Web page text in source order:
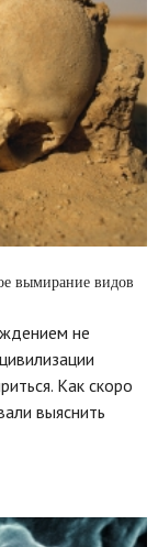
вымирание видов
не
Как скоро
выяснить